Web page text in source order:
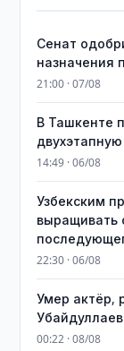
Сенат
назначения
21:00 · 07/08
В Ташкенте
14:49 · 06/08
Узбекским
выращивать
22:30 · 06/08
Умер актёр,
Убайдуллаев
00:22 · 08/08